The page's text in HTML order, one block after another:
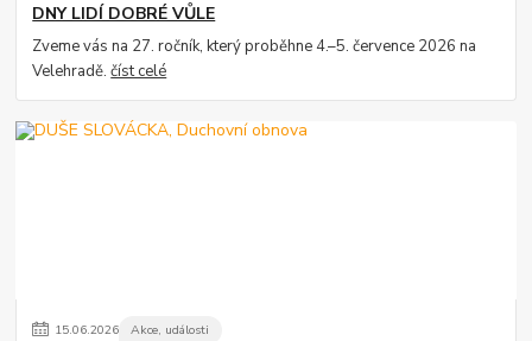
DNY LIDÍ DOBRÉ VŮLE
Zveme vás na 27. ročník, který proběhne 4.–5. července 2026 na
Velehradě.číst celé
15.06.2026 Akce, události